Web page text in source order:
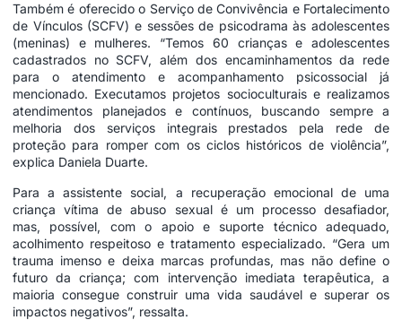
Também é oferecido o Serviço de Convivência e Fortalecimento
de Vínculos (SCFV) e sessões de psicodrama às adolescentes
(meninas) e mulheres. “Temos 60 crianças e adolescentes
cadastrados no SCFV, além dos encaminhamentos da rede
para o atendimento e acompanhamento psicossocial já
mencionado. Executamos projetos socioculturais e realizamos
atendimentos planejados e contínuos, buscando sempre a
melhoria dos serviços integrais prestados pela rede de
proteção para romper com os ciclos históricos de violência”,
explica Daniela Duarte.
Para a assistente social, a recuperação emocional de uma
criança vítima de abuso sexual é um processo desafiador,
mas, possível, com o apoio e suporte técnico adequado,
acolhimento respeitoso e tratamento especializado. “Gera um
trauma imenso e deixa marcas profundas, mas não define o
futuro da criança; com intervenção imediata terapêutica, a
maioria consegue construir uma vida saudável e superar os
impactos negativos”, ressalta.